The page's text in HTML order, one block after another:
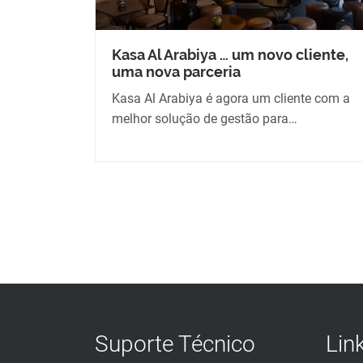
Kasa Al Arabiya … um novo cliente,
uma nova parceria
Kasa Al Arabiya é agora um cliente com a
melhor solução de gestão para…
Suporte Técnico